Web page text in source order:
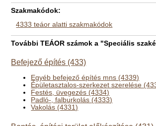
Szakmakódok:
4333 teáor alatti szakmakódok
További TEÁOR számok a "Speciális
Befejező építés (433)
Egyéb befejező építés mns (4339)
Épületasztalos-szerkezet szerelése
Festés, üvegezés (4334)
Padló-, falburkolás (4333)
Vakolás (4331)